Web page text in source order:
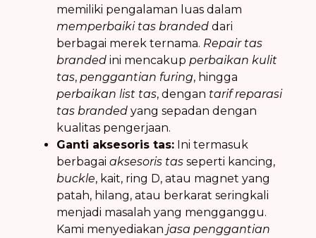
memiliki pengalaman luas dalam
memperbaiki tas branded dari
berbagai merek ternama. Repair tas
branded ini mencakup perbaikan kulit
tas, penggantian furing, hingga
perbaikan list tas, dengan tarif reparasi
tas branded yang sepadan dengan
kualitas pengerjaan.
Ganti aksesoris tas: Ini termasuk
berbagai aksesoris tas seperti kancing,
buckle, kait, ring D, atau magnet yang
patah, hilang, atau berkarat seringkali
menjadi masalah yang mengganggu.
Kami menyediakan jasa penggantian